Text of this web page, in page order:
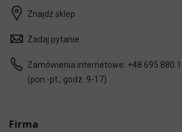
Znajdź sklep
Zadaj pytanie
Zamówienia internetowe: +48 695 880
(pon.-pt., godz. 9-17)
Firma